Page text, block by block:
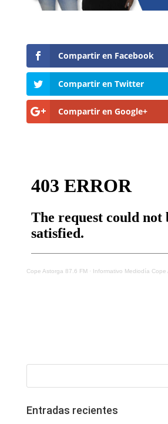
Compartir en Facebook
Compartir en Twitter
Compartir en Google+
Cope Astorga 87.6 FM· Informativo Mediodía Cope Astorga
Entradas recientes